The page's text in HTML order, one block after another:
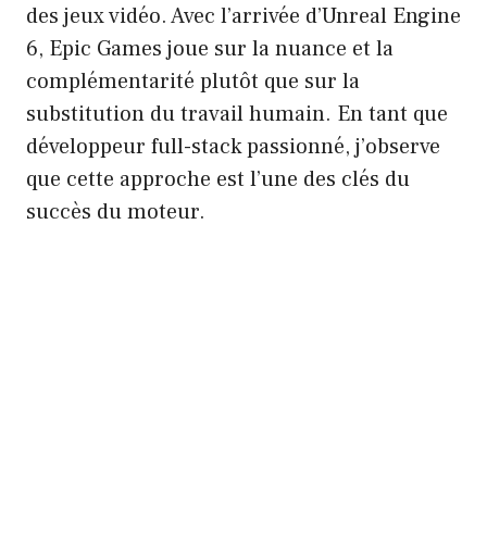
des jeux vidéo. Avec l’arrivée d’Unreal Engine
6, Epic Games joue sur la nuance et la
complémentarité plutôt que sur la
substitution du travail humain. En tant que
développeur full-stack passionné, j’observe
que cette approche est l’une des clés du
succès du moteur.